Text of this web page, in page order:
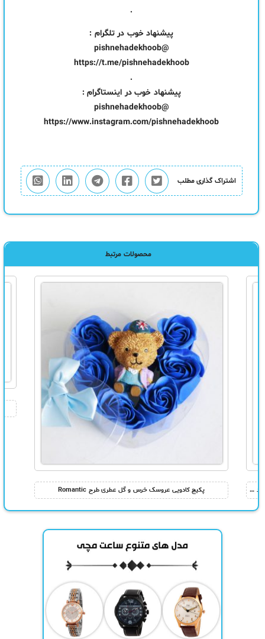
.
پیشنهاد خوب در تلگرام :
@pishnehadekhoob
https://t.me/pishnehadekhoob
.
پیشنهاد خوب در اینستاگرام :
@pishnehadekhoob
https://www.instagram.com/pishnehadekhoob
اشتراک گذاری مطلب
محصولات مرتبط
پکیج کادویی عروسک خرس و گل عطری طرح Romantic سرویس نقره زنانه مدل Termehsilver ACV66 – گردنبند ، دستبند و گوشواره